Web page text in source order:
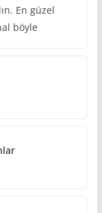
En güzel
böyle